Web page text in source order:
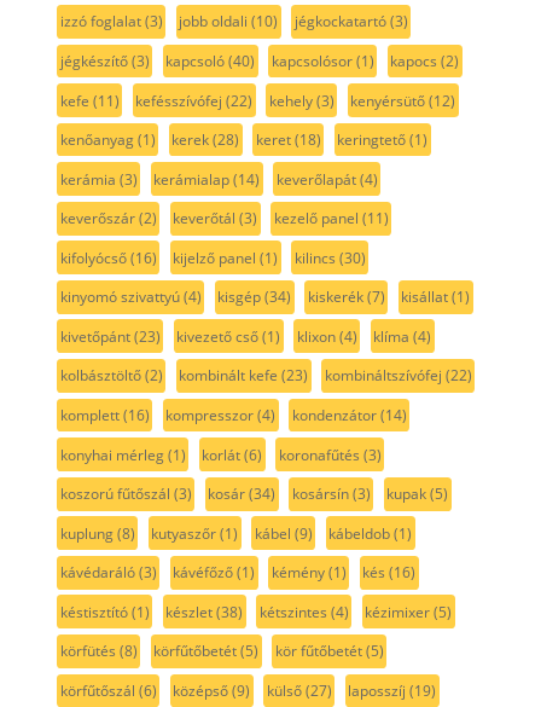
izzó foglalat(3) jobb oldali (10) jégkockatartó(3)
jégkészítő(3) kapcsoló(40) kapcsolósor(1) kapocs (2)
kefe (11) kefésszívófej (22) kehely(3) kenyérsütő(12)
kenőanyag(1) kerek(28) keret(18) keringtető(1)
kerámia (3) kerámialap(14) keverőlapát(4)
keverőszár(2) keverőtál (3) kezelő panel (11)
kifolyócső(16) kijelző panel (1) kilincs (30)
kinyomó szivattyú(4) kisgép(34) kiskerék(7) kisállat(1)
kivetőpánt(23) kivezető cső(1) klixon(4) klíma (4)
kolbásztöltő(2) kombinált kefe (23) kombináltszívófej (22)
komplett(16) kompresszor(4) kondenzátor(14)
konyhai mérleg(1) korlát(6) koronafűtés (3)
koszorú fűtőszál (3) kosár(34) kosársín(3) kupak(5)
kuplung(8) kutyaszőr(1) kábel (9) kábeldob(1)
kávédaráló(3) kávéfőző(1) kémény(1) kés (16)
késtisztító(1) készlet(38) kétszintes (4) kézimixer(5)
körfütés (8) körfűtőbetét(5) kör fűtőbetét(5)
körfűtőszál (6) középső(9) külső(27) laposszíj (19)